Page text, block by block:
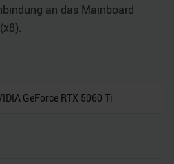
an das Mainboard
GeForce RTX 5060 Ti